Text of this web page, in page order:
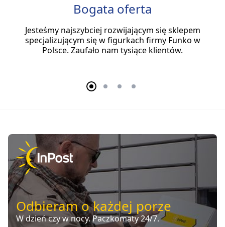
Bogata oferta
Jesteśmy najszybciej rozwijającym się sklepem
specjalizującym się w figurkach firmy Funko w
Polsce. Zaufało nam tysiące klientów.
Odbieram o każdej porze
W dzień czy w nocy. Paczkomaty 24/7.